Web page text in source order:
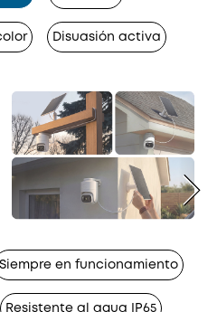
Disuasión activa
Siempre en funcionamiento
Resistente al agua IP65